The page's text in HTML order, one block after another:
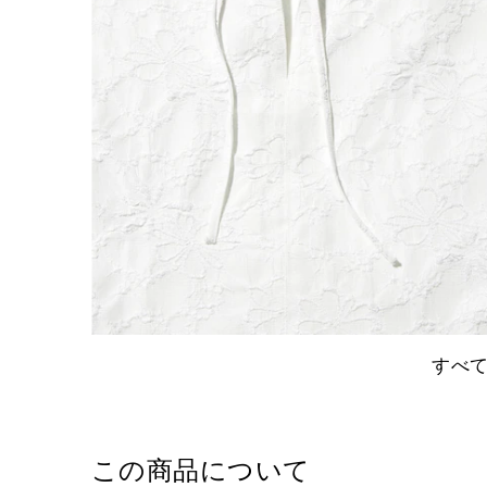
すべ
この商品について